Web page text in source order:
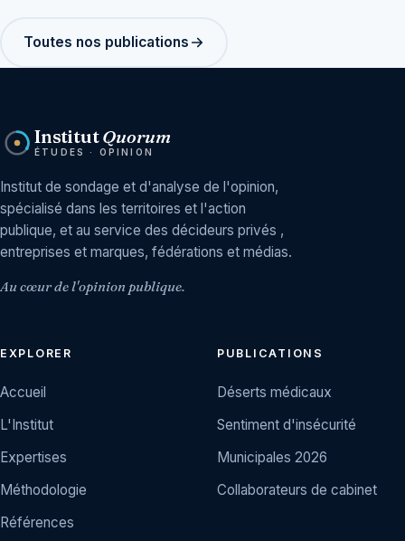
Toutes nos publications
InstitutQuorum
ÉTUDES · OPINION
Institut de sondage et d'analyse de l'opinion,
spécialisé dans les territoires et l'action
publique, et au service des décideurs privés ,
entreprises et marques, fédérations et médias.
Au cœur de l'opinion publique.
EXPLORER
Accueil
L'Institut
Expertises
Méthodologie
Références
PUBLICATIONS
Déserts médicaux
Sentiment d'insécurité
Municipales 2026
Collaborateurs de cabinet